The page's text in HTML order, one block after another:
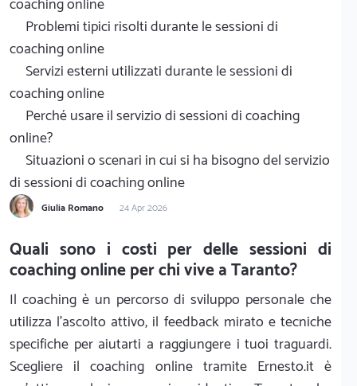
Problemi tipici risolti durante le sessioni di
coaching online
Servizi esterni utilizzati durante le sessioni di
coaching online
Perché usare il servizio di sessioni di coaching
online?
Situazioni o scenari in cui si ha bisogno del servizio
di sessioni di coaching online
Giulia Romano 24 Apr 2026
Quali sono i costi per delle sessioni di
coaching online per chi vive a Taranto?
Il coaching è un percorso di sviluppo personale che
utilizza l'ascolto attivo, il feedback mirato e tecniche
specifiche per aiutarti a raggiungere i tuoi traguardi.
Scegliere il coaching online tramite Ernesto.it è